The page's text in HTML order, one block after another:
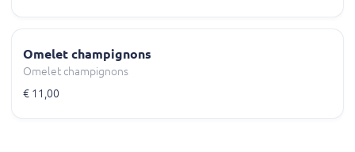
Omelet champignons
Omelet champignons
€ 11,00